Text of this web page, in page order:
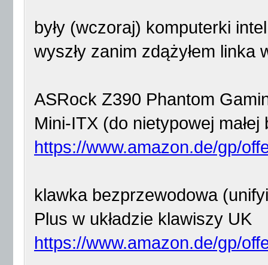
były (wczoraj) komputerki
wyszły zanim zdążyłem linka
ASRock Z390 Phantom
Mini-ITX (do nietypowej małej
https://www.amazon.de/gp/
klawka bezprzewodowa
Plus w układzie klawiszy UK
https://www.amazon.de/gp/